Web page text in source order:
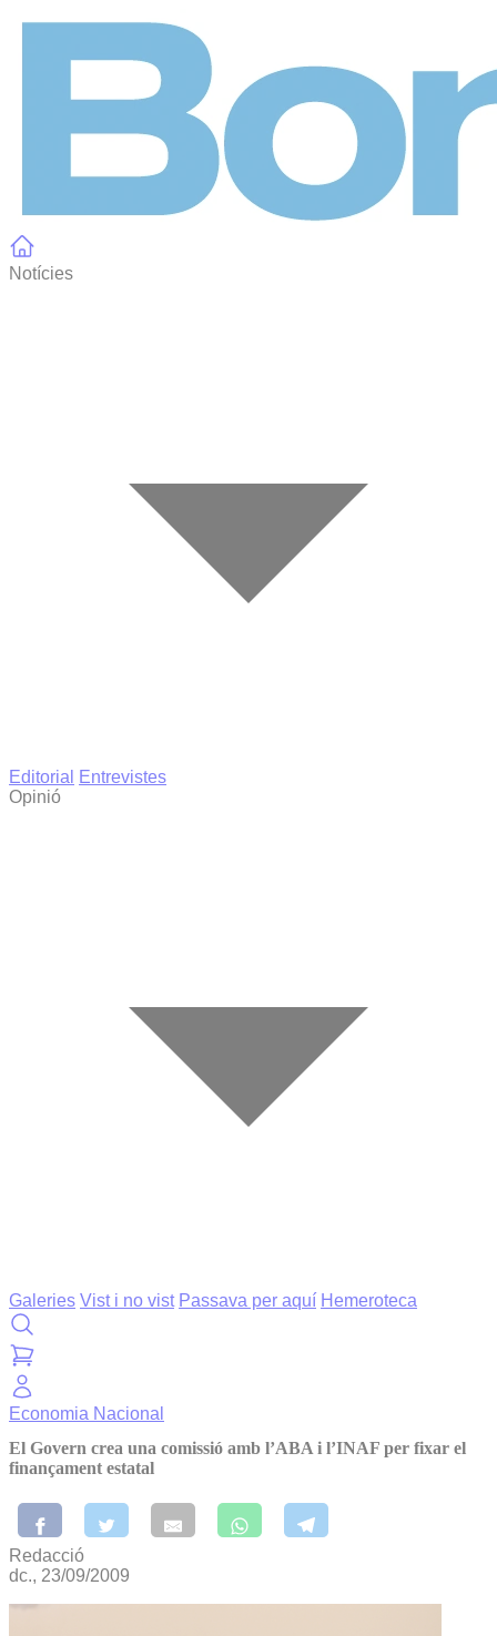
Notícies
Editorial
Entrevistes
Opinió
Galeries Vist i no vist Passava per aquí Hemeroteca
Economia Nacional
El Govern crea una comissió amb l’ABA i l’INAF per fixar el
finançament estatal
Redacció
dc., 23/09/2009